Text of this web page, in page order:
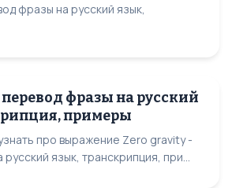
фразы на русский язык,
фразы на русский
примеры
про выражение Zero gravity -
язык, транскрипция, при...